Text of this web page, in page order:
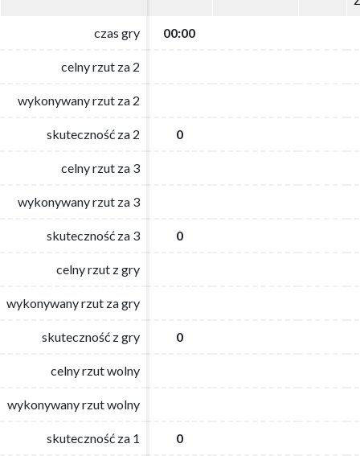
czas gry 00:00
celny rzut za 2
wykonywany rzut za 2
skuteczność za 2 0
celny rzut za 3
wykonywany rzut za 3
skuteczność za 3 0
celny rzut z gry
wykonywany rzut za gry
skuteczność z gry 0
celny rzut wolny
wykonywany rzut wolny
skuteczność za 1 0
czas gry 00:00
celny rzut za 2
wykonywany rzut za 2
skuteczność za 2 0
celny rzut za 3
wykonywany rzut za 3
skuteczność za 3 0
celny rzut z gry
wykonywany rzut za gry
skuteczność z gry 0
celny rzut wolny
wykonywany rzut wolny
skuteczność za 1 0